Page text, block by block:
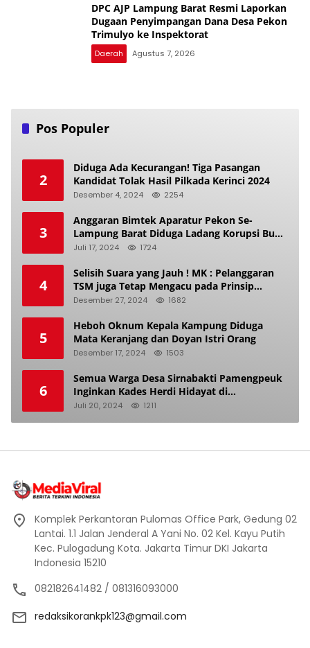
DPC AJP Lampung Barat Resmi Laporkan
Dugaan Penyimpangan Dana Desa Pekon
Trimulyo ke Inspektorat
Daerah Agustus 7, 2026
Pos Populer
2
Diduga Ada Kecurangan! Tiga Pasangan
Kandidat Tolak Hasil Pilkada Kerinci 2024
Desember 4, 2024 2254
3
Anggaran Bimtek Aparatur Pekon Se-
Lampung Barat Diduga Ladang Korupsi Buat
Makan Anak Istri
Juli 17, 2024 1724
4
Selisih Suara yang Jauh ! MK : Pelanggaran
TSM juga Tetap Mengacu pada Prinsip
Keadilan Pemilu
Desember 27, 2024 1682
5
Heboh Oknum Kepala Kampung Diduga
Mata Keranjang dan Doyan Istri Orang
Desember 17, 2024 1503
6
Semua Warga Desa Sirnabakti Pamengpeuk
Inginkan Kades Herdi Hidayat di
Berhentikan Dari Jabatan nya
Juli 20, 2024 1211
Komplek Perkantoran Pulomas Office Park, Gedung 02
Lantai. 1.1 Jalan Jenderal A Yani No. 02 Kel. Kayu Putih
Kec. Pulogadung Kota. Jakarta Timur DKI Jakarta
Indonesia 15210
082182641482 / 081316093000
redaksikorankpk123@gmail.com